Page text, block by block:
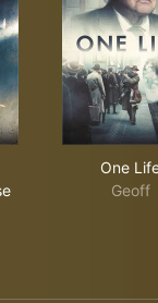
One
Geoff